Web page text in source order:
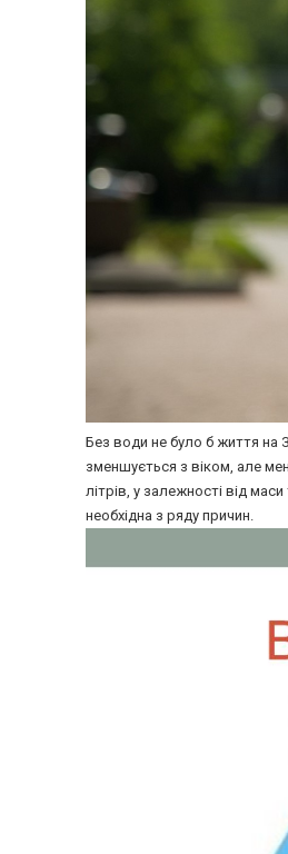
Без води не було б життя на
зменшується з віком, але
літрів, у залежності від
необхідна з ряду причин.